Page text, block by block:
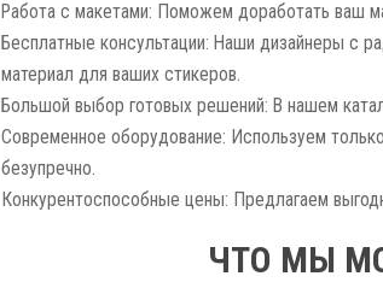
Работа с макетами: Поможем доработать ваш
Бесплатные консультации: Наши дизайнеры с
материал для ваших стикеров.
Большой выбор готовых решений: В нашем
Современное оборудование: Используем
безупречно.
Конкурентоспособные цены: Предлагаем
ЧТО МЫ